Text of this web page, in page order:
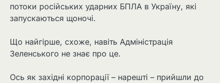
потоки російських ударних БПЛА в Україну, які
запускаються щоночі.
Що найгірше, схоже, навіть Адміністрація
Зеленського не знає про це.
Ось як західні корпорації – нарешті – прийшли до